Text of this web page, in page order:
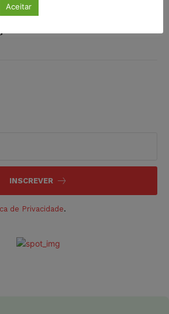
justa causa de empregado que
INSCREVER
de Privacidade.
Aceitar